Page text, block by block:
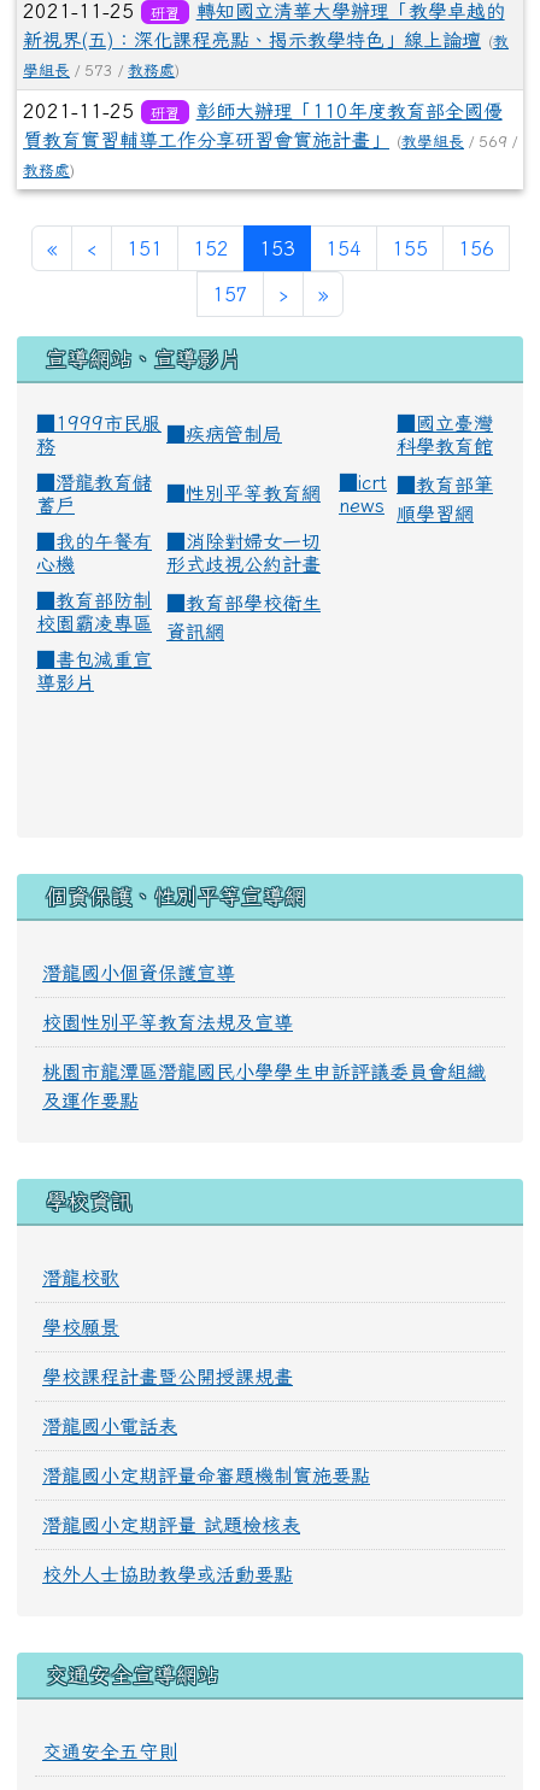
2021-11-25 研習
轉知國立清華大學辦理「教學卓越的
新視界(五)：深化課程亮點、揭示教學特色」線上論壇 (教
學組長 / 573 / 教務處)
2021-11-25 研習
彰師大辦理「110年度教育部全國優
質教育實習輔導工作分享研習會實施計畫」
(教學組長 / 569 /
教務處)
« ‹ 151 152 153(current)
154 155 156
157 › »
宣導網站、宣導影片
■1999市民服
務
疾病管制局
國立臺灣
科學教育館
潛龍教育儲
蓄戶
性別平等教育網
icrt
news
教育部筆
順學習網
我的午餐有
心機
消除對婦女一切
形式歧視公約計畫
教育部防制
校園霸凌專區
教育部學校衛生
資訊網
書包減重宣
導影片
個資保護、性別平等宣導網
潛龍國小個資保護宣導
校園性別平等教育法規及宣導
桃園市龍潭區潛龍國民小學學生申訴評議委員會組織
及運作要點
學校資訊
潛龍校歌
學校願景
學校課程計畫暨公開授課規畫
潛龍國小電話表
潛龍國小定期評量命審題機制實施要點
潛龍國小定期評量 試題檢核表
校外人士協助教學或活動要點
交通安全宣導網站
交通安全五守則